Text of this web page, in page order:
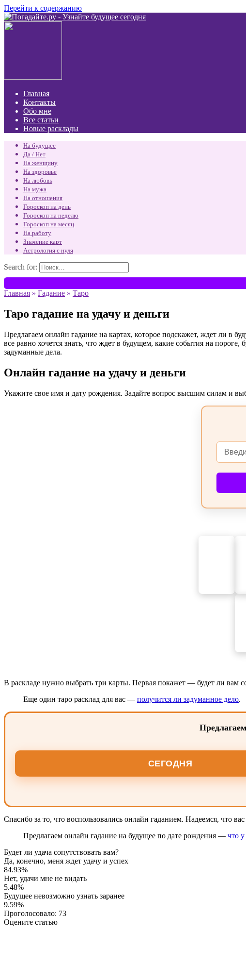
Перейти к содержанию
Главная
Контакты
Обо мне
Все статьи
Новые расклады
На будущее
Да / Нет
На женщину
На здоровье
На любовь
На мужа
На отношения
Гороскоп на день
Гороскоп на неделю
Гороскоп на месяц
На работу
Значение карт
Астрология с нуля
Search for:
Главная » Гадание » Таро
Таро гадание на удачу и деньги
Предлагаем онлайн гадание на картах, которое подскажет, ждет ли в
все равно хочется знать, что ждет в будущем, какие события на
задуманные дела.
Онлайн гадание на удачу и деньги
Укажите свое имя и дату рождения. Задайте вопрос высшим силам и
В раскладе нужно выбрать три карты. Первая покажет — будет ли вам
Еще один таро расклад для вас — получится ли задуманное дело.
СЕГОДНЯ
Спасибо за то, что воспользовались онлайн гаданием. Надеемся, что
Предлагаем онлайн гадание на будущее по дате рождения — что
Будет ли удача сопутствовать вам?
Да, конечно, меня ждет удачу и успех
84.93%
Нет, удачи мне не видать
5.48%
Будущее невозможно узнать заранее
9.59%
Проголосовало: 73
Оцените статью